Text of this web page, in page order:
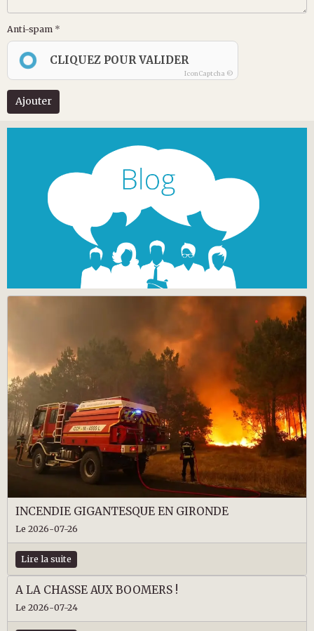
Anti-spam
CLIQUEZ POUR VALIDER
IconCaptcha ©
Ajouter
INCENDIE GIGANTESQUE EN GIRONDE
Le 2026-07-26
Lire la suite
A LA CHASSE AUX BOOMERS !
Le 2026-07-24